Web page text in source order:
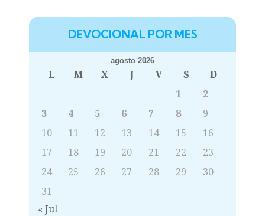
DEVOCIONAL POR MES
agosto 2026
L M X J V S
D
1
2
3
4 5 6 7 8
9
10
11 12 13 14 15
16
17
18 19 20 21 22
23
24
25 26 27 28 29
30
31
« Jul